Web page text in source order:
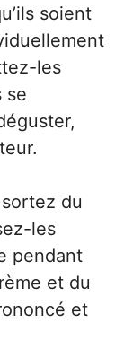
soient
les
se
du
les
pendant
et du
et